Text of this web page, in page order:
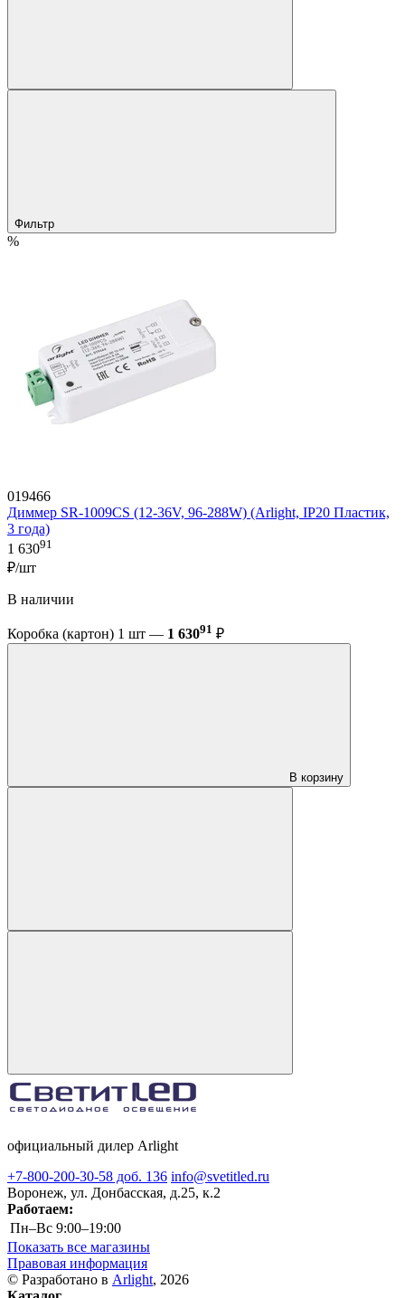
Фильтр
%
019466
Диммер SR-1009CS (12-36V, 96-288W) (Arlight, IP20 Пластик,
3 года)
1 63091
₽/шт
В наличии
Коробка (картон) 1 шт — 1 63091 ₽
В корзину
официальный дилер Arlight
+7-800-200-30-58 доб. 136 info@svetitled.ru
Воронеж, ул. Донбасская, д.25, к.2
Работаем:
Пн–Вс 9:00–19:00
Показать все магазины
Правовая информация
© Разработано в Arlight, 2026